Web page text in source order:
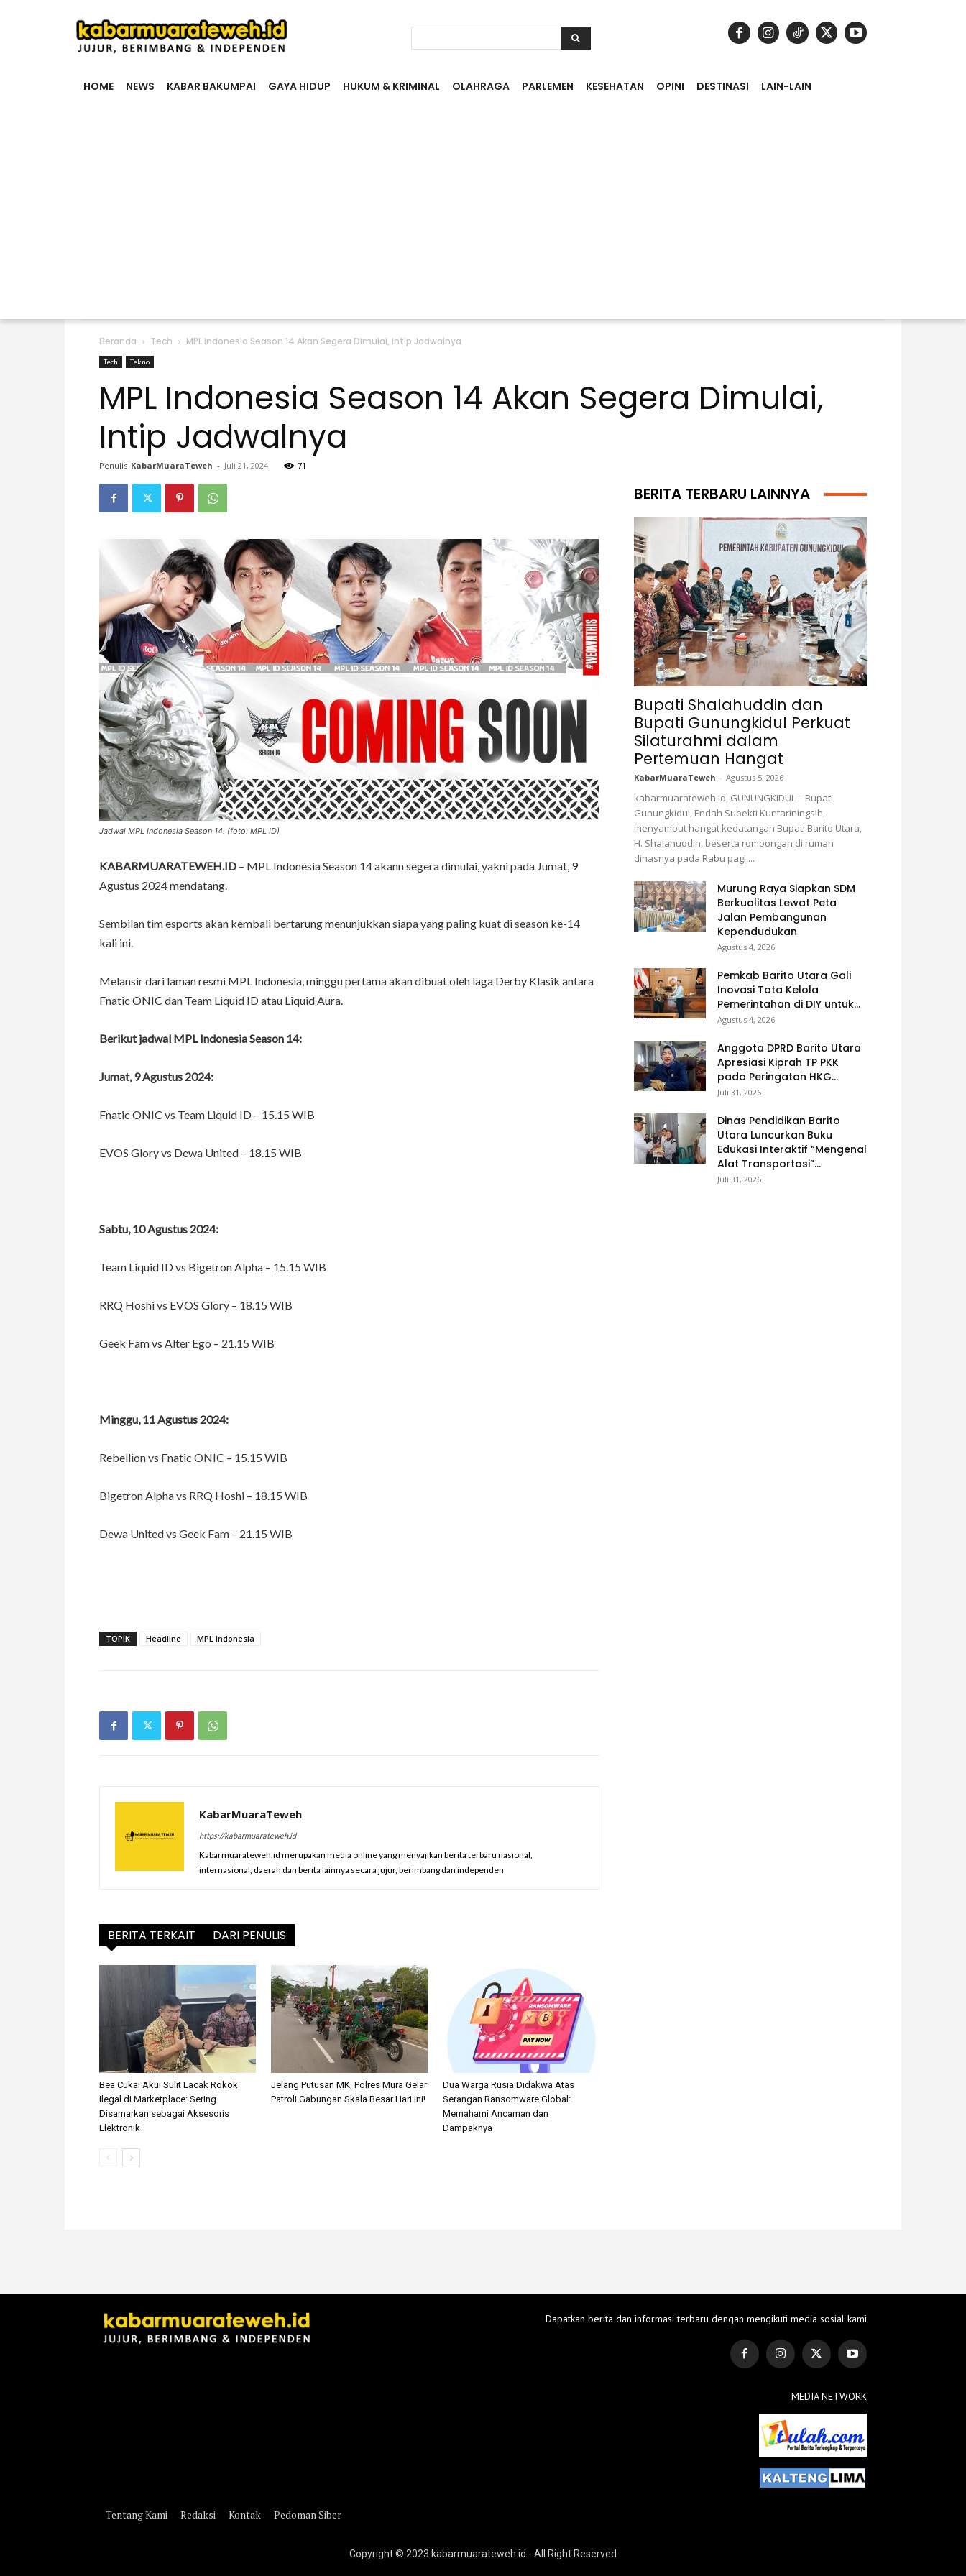
HOME NEWS KABAR BAKUMPAI GAYA HIDUP HUKUM & KRIMINAL OLAHRAGA PARLEMEN KESEHATAN OPINI DESTINASI LAIN-LAIN
Beranda Tech MPL Indonesia Season 14 Akan Segera Dimulai, Intip Jadwalnya
Tech Tekno
MPL Indonesia Season 14 Akan Segera Dimulai,
Intip Jadwalnya
Penulis KabarMuaraTeweh - Juli 21, 2024 71
Jadwal MPL Indonesia Season 14. (foto: MPL ID)
KABARMUARATEWEH.ID – MPL Indonesia Season 14 akann segera dimulai, yakni pada Jumat, 9
Agustus 2024 mendatang.
Sembilan tim esports akan kembali bertarung menunjukkan siapa yang paling kuat di season ke-14
kali ini.
Melansir dari laman resmi MPL Indonesia, minggu pertama akan dibuat oleh laga Derby Klasik antara
Fnatic ONIC dan Team Liquid ID atau Liquid Aura.
Berikut jadwal MPL Indonesia Season 14:
Jumat, 9 Agustus 2024:
Fnatic ONIC vs Team Liquid ID – 15.15 WIB
EVOS Glory vs Dewa United – 18.15 WIB
Sabtu, 10 Agustus 2024:
Team Liquid ID vs Bigetron Alpha – 15.15 WIB
RRQ Hoshi vs EVOS Glory – 18.15 WIB
Geek Fam vs Alter Ego – 21.15 WIB
Minggu, 11 Agustus 2024:
Rebellion vs Fnatic ONIC – 15.15 WIB
Bigetron Alpha vs RRQ Hoshi – 18.15 WIB
Dewa United vs Geek Fam – 21.15 WIB
TOPIK Headline MPL Indonesia
KabarMuaraTeweh
https://kabarmuarateweh.id
Kabarmuarateweh.id merupakan media online yang menyajikan berita terbaru nasional,
internasional, daerah dan berita lainnya secara jujur, berimbang dan independen
BERITA TERKAIT DARI PENULIS
Bea Cukai Akui Sulit Lacak Rokok
Ilegal di Marketplace: Sering
Disamarkan sebagai Aksesoris
Elektronik
Jelang Putusan MK, Polres Mura Gelar
Patroli Gabungan Skala Besar Hari Ini!
Dua Warga Rusia Didakwa Atas
Serangan Ransomware Global:
Memahami Ancaman dan
Dampaknya
BERITA TERBARU LAINNYA
Bupati Shalahuddin dan
Bupati Gunungkidul Perkuat
Silaturahmi dalam
Pertemuan Hangat
KabarMuaraTeweh - Agustus 5, 2026
kabarmuarateweh.id, GUNUNGKIDUL – Bupati
Gunungkidul, Endah Subekti Kuntariningsih,
menyambut hangat kedatangan Bupati Barito Utara,
H. Shalahuddin, beserta rombongan di rumah
dinasnya pada Rabu pagi,...
Murung Raya Siapkan SDM
Berkualitas Lewat Peta
Jalan Pembangunan
Kependudukan
Agustus 4, 2026
Pemkab Barito Utara Gali
Inovasi Tata Kelola
Pemerintahan di DIY untuk...
Agustus 4, 2026
Anggota DPRD Barito Utara
Apresiasi Kiprah TP PKK
pada Peringatan HKG...
Juli 31, 2026
Dinas Pendidikan Barito
Utara Luncurkan Buku
Edukasi Interaktif “Mengenal
Alat Transportasi”...
Juli 31, 2026
Dapatkan berita dan informasi terbaru dengan mengikuti media sosial kami
MEDIA NETWORK
Tentang Kami Redaksi Kontak Pedoman Siber
Copyright © 2023 kabarmuarateweh.id - All Right Reserved